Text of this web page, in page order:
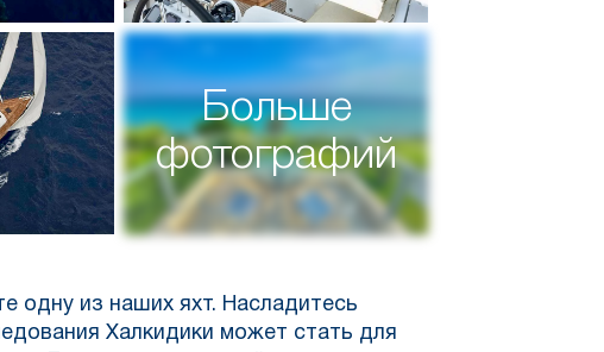
Больше
фотографий
одну из наших яхт. Насладитесь
Халкидики может стать для